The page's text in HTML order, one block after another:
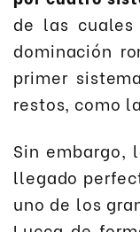
de las
dominación
primer
restos, como la
Sin embargo,
llegado
uno de los